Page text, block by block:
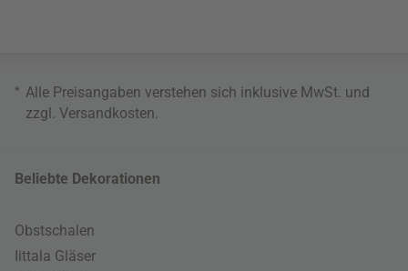
* Alle Preisangaben verstehen sich inklusive MwSt. und
zzgl. Versandkosten
Beliebte Dekorationen
Obstschalen
Iittala Gläser